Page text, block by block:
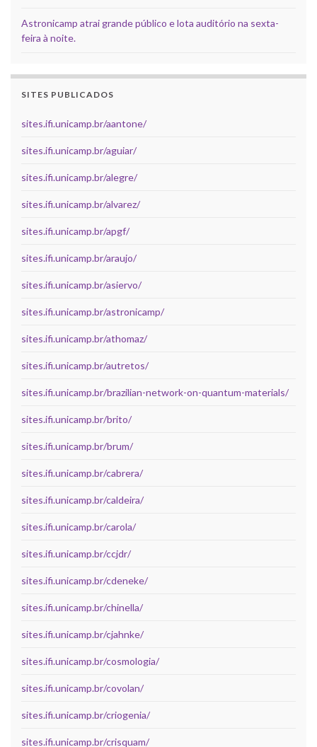
Astronicamp atrai grande público e lota auditório na sexta-
feira à noite.
SITES PUBLICADOS
sites.ifi.unicamp.br/aantone/
sites.ifi.unicamp.br/aguiar/
sites.ifi.unicamp.br/alegre/
sites.ifi.unicamp.br/alvarez/
sites.ifi.unicamp.br/apgf/
sites.ifi.unicamp.br/araujo/
sites.ifi.unicamp.br/asiervo/
sites.ifi.unicamp.br/astronicamp/
sites.ifi.unicamp.br/athomaz/
sites.ifi.unicamp.br/autretos/
sites.ifi.unicamp.br/brazilian-network-on-quantum-materials/
sites.ifi.unicamp.br/brito/
sites.ifi.unicamp.br/brum/
sites.ifi.unicamp.br/cabrera/
sites.ifi.unicamp.br/caldeira/
sites.ifi.unicamp.br/carola/
sites.ifi.unicamp.br/ccjdr/
sites.ifi.unicamp.br/cdeneke/
sites.ifi.unicamp.br/chinella/
sites.ifi.unicamp.br/cjahnke/
sites.ifi.unicamp.br/cosmologia/
sites.ifi.unicamp.br/covolan/
sites.ifi.unicamp.br/criogenia/
sites.ifi.unicamp.br/crisquam/